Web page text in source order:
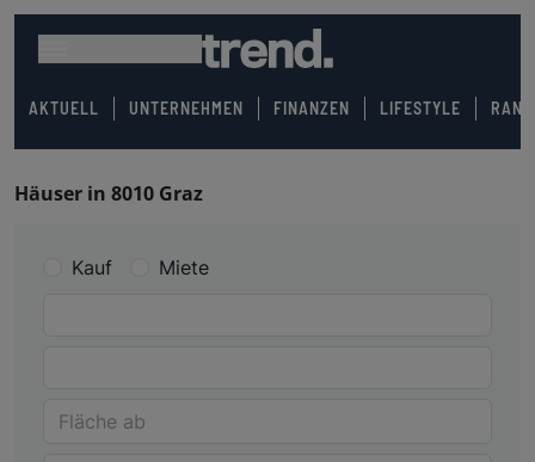
AKTUELL UNTERNEHMEN FINANZEN LIFESTYLE
Häuser in 8010 Graz
Kauf Miete